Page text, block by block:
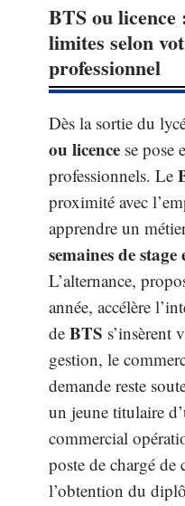
BTS ou licence
limites selon
professionnel
Dès la sortie du
ou licence se pose
professionnels. Le
proximité avec
apprendre un
semaines de
L’alternance,
année, accélère
de BTS s’insèrent
gestion, le
demande reste
un jeune titulaire
commercial
poste de chargé de
l’obtention du